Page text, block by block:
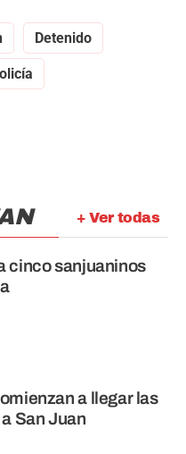
Detenido
+ Ver todas
cinco sanjuaninos
a llegar las
San Juan